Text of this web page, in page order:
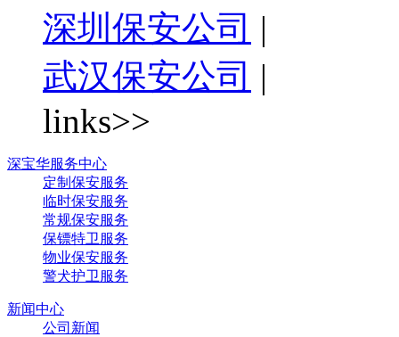
深圳保安公司 |
武汉保安公司 |
links>>
深宝华服务中心
定制保安服务
临时保安服务
常规保安服务
保镖特卫服务
物业保安服务
警犬护卫服务
新闻中心
公司新闻